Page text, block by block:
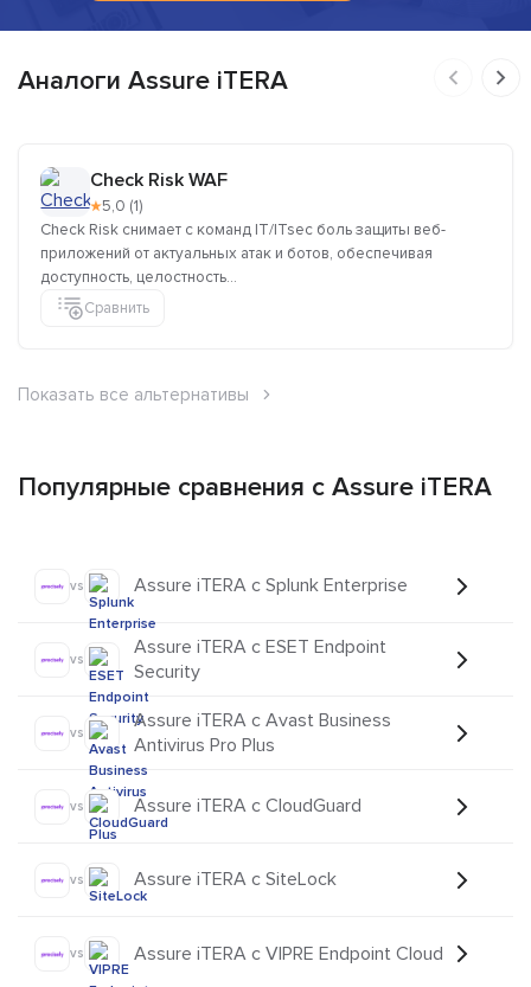
Аналоги Assure iTERA
Check Risk WAF
★5,0 (1)
Check Risk снимает с команд IT/ITsec боль защиты веб-
приложений от актуальных атак и ботов, обеспечивая
доступность, целостность...
Сравнить
Показать все альтернативы
Популярные сравнения с Assure iTERA
vs Assure iTERA с Splunk Enterprise
vs
Assure iTERA с ESET Endpoint
Security
vs
Assure iTERA с Avast Business
Antivirus Pro Plus
vs Assure iTERA с CloudGuard
vs Assure iTERA с SiteLock
vs Assure iTERA с VIPRE Endpoint Cloud